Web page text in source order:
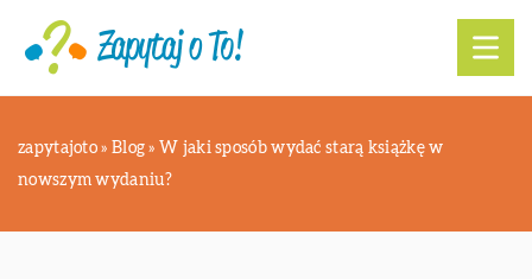
zapytajoto » Blog » W jaki sposób wydać starą książkę w
nowszym wydaniu?